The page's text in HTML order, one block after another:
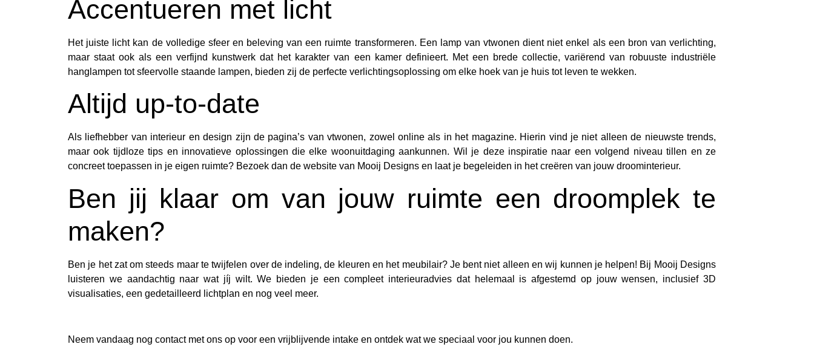
Accentueren met licht
Het juiste licht kan de volledige sfeer en beleving van een ruimte transformeren. Een lamp van vtwonen dient niet enkel als een bron van verlichting,
maar staat ook als een verfijnd kunstwerk dat het karakter van een kamer definieert. Met een brede collectie, variërend van robuuste industriële
hanglampen tot sfeervolle staande lampen, bieden zij de perfecte verlichtingsoplossing om elke hoek van je huis tot leven te wekken.
Altijd up-to-date
Als liefhebber van interieur en design zijn de pagina’s van vtwonen, zowel online als in het magazine. Hierin vind je niet alleen de nieuwste trends,
maar ook tijdloze tips en innovatieve oplossingen die elke woonuitdaging aankunnen. Wil je deze inspiratie naar een volgend niveau tillen en ze
concreet toepassen in je eigen ruimte? Bezoek dan de website van Mooij Designs en laat je begeleiden in het creëren van jouw droominterieur.
Ben jij klaar om van jouw ruimte een droomplek te
maken?
Ben je het zat om steeds maar te twijfelen over de indeling, de kleuren en het meubilair? Je bent niet alleen en wij kunnen je helpen! Bij Mooij Designs
luisteren we aandachtig naar wat jíj wilt. We bieden je een compleet interieuradvies dat helemaal is afgestemd op jouw wensen, inclusief 3D
visualisaties, een gedetailleerd lichtplan en nog veel meer.
Neem vandaag nog contact met ons op voor een vrijblijvende intake en ontdek wat we speciaal voor jou kunnen doen.